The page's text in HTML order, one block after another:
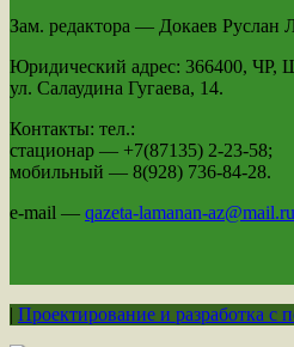
Зам. редактора — Докаев Руслан
Юридический адрес: 366400, ЧР,
ул. Салаудина Гугаева, 14.
Контакты: тел.:
стационар — +7(87135) 2-23-58;
мобильный — 8(928) 736-84-28.
e-mail — qazeta-lamanan-az@mail.ru
| Проектирование и разработка с